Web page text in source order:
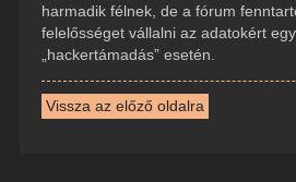
harmadik félnek, de a fórum
felelősséget vállalni az adatokért
„hackertámadás” esetén.
Vissza az előző oldalra